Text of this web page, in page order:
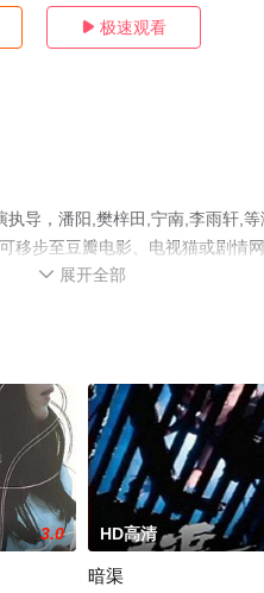
 极速观看
导，潘阳,樊梓田,宁南,李雨轩,
步至豆瓣电影、电视猫或剧情网
 展开全部
3.0 HD高清
暗渠